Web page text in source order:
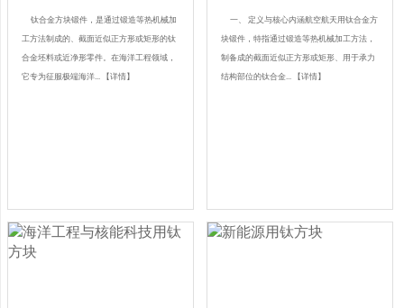
钛合金方块锻件，是通过锻造等热机械加
工方法制成的、截面近似正方形或矩形的钛
合金坯料或近净形零件。在海洋工程领域，
它专为征服极端海洋... 【详情】
一、 定义与核心内涵航空航天用钛合金方
块锻件，特指通过锻造等热机械加工方法，
制备成的截面近似正方形或矩形、用于承力
结构部位的钛合金... 【详情】